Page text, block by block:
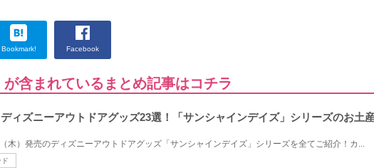
Bookmark! Facebook
が含まれているまとめ記事はコチラ
ディズニーアウトドアグッズ23選！「サンシャインデイズ」シリーズのお土
木）発売のディズニーアウトドアグッズ「サンシャインデイズ」シリーズを全てご紹介！カ...